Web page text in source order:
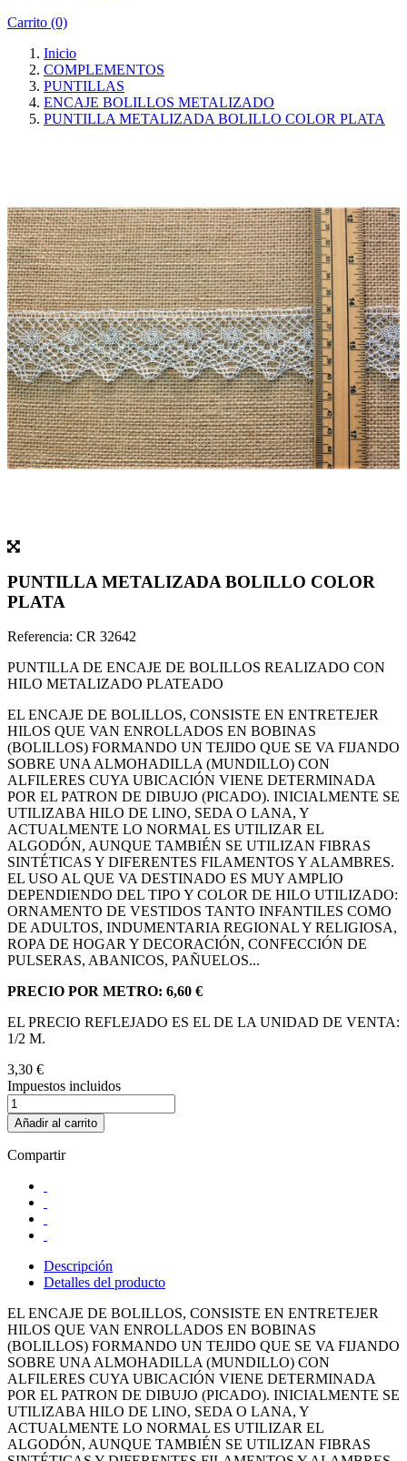
Carrito (0)
Inicio
COMPLEMENTOS
PUNTILLAS
ENCAJE BOLILLOS METALIZADO
PUNTILLA METALIZADA BOLILLO COLOR PLATA
PUNTILLA METALIZADA BOLILLO COLOR
PLATA
Referencia: CR 32642
PUNTILLA DE ENCAJE DE BOLILLOS REALIZADO CON
HILO METALIZADO PLATEADO
EL ENCAJE DE BOLILLOS, CONSISTE EN ENTRETEJER
HILOS QUE VAN ENROLLADOS EN BOBINAS
(BOLILLOS) FORMANDO UN TEJIDO QUE SE VA FIJANDO
SOBRE UNA ALMOHADILLA (MUNDILLO) CON
ALFILERES CUYA UBICACIÓN VIENE DETERMINADA
POR EL PATRON DE DIBUJO (PICADO). INICIALMENTE SE
UTILIZABA HILO DE LINO, SEDA O LANA, Y
ACTUALMENTE LO NORMAL ES UTILIZAR EL
ALGODÓN, AUNQUE TAMBIÉN SE UTILIZAN FIBRAS
SINTÉTICAS Y DIFERENTES FILAMENTOS Y ALAMBRES.
EL USO AL QUE VA DESTINADO ES MUY AMPLIO
DEPENDIENDO DEL TIPO Y COLOR DE HILO UTILIZADO:
ORNAMENTO DE VESTIDOS TANTO INFANTILES COMO
DE ADULTOS, INDUMENTARIA REGIONAL Y RELIGIOSA,
ROPA DE HOGAR Y DECORACIÓN, CONFECCIÓN DE
PULSERAS, ABANICOS, PAÑUELOS...
PRECIO POR METRO: 6,60 €
EL PRECIO REFLEJADO ES EL DE LA UNIDAD DE VENTA:
1/2 M.
3,30 €
Impuestos incluidos
Añadir al carrito
Compartir
Descripción
Detalles del producto
EL ENCAJE DE BOLILLOS, CONSISTE EN ENTRETEJER
HILOS QUE VAN ENROLLADOS EN BOBINAS
(BOLILLOS) FORMANDO UN TEJIDO QUE SE VA FIJANDO
SOBRE UNA ALMOHADILLA (MUNDILLO) CON
ALFILERES CUYA UBICACIÓN VIENE DETERMINADA
POR EL PATRON DE DIBUJO (PICADO). INICIALMENTE SE
UTILIZABA HILO DE LINO, SEDA O LANA, Y
ACTUALMENTE LO NORMAL ES UTILIZAR EL
ALGODÓN, AUNQUE TAMBIÉN SE UTILIZAN FIBRAS